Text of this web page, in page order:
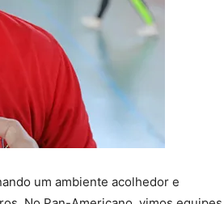
um ambiente acolhedor e